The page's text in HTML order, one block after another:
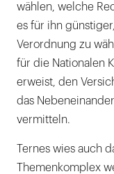
wählen, welche
es für ihn
Verordnung zu
für die Nationalen
erweist, den
das
vermitteln.
Ternes wies auch
Themenkomplex